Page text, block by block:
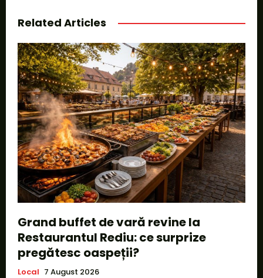
Related Articles
Grand buffet de vară revine la
Restaurantul Rediu: ce surprize
pregătesc oaspeții?
Local 7 August 2026